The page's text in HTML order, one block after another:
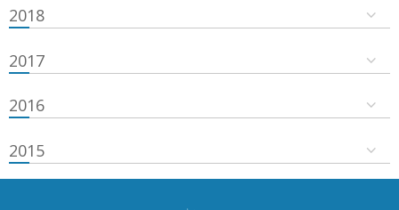
2018
2017
2016
2015